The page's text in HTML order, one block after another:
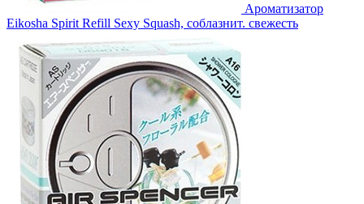
Ароматизатор
Eikosha Spirit Refill Sexy Squash, соблазнит. свежесть